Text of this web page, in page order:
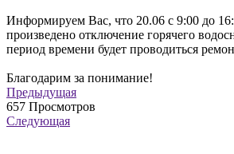
Информируем Вас, что 20.06 с 9:00 до
произведено отключение горячего
период времени будет проводиться
Благодарим за понимание!
Предыдущая
657 Просмотров
Следующая